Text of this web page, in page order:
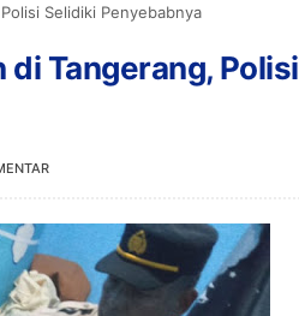
Selidiki Penyebabnya
Tangerang, Polisi